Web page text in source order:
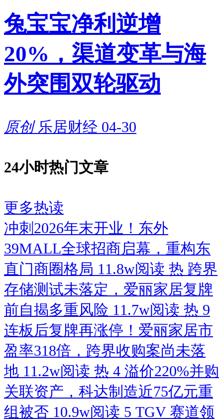
业多家头部板材品牌建立长期稳
固战略合作，其中与兔宝宝的深
度合作极具代表性。
兔宝宝既是公司核心合作客户，
同时作为战略投资方入股企业，
性合作模式。
上下游双向赋能的合作优势突
出：一方面，长期稳定的大额订
单保障了企业生产排产平稳，生
产计划可提前统筹，有效降低产
能空置率；
另一方面，股东方依托终端渠道
优势，反向为佳饰家输出市场需
求方向、新品研发思路，助力产
品迭代贴合市场潮流。双方交易
定价遵循市场化原则，定价机制
公开透明，业务往来具备充分公
兔宝宝净利逆增
20%，渠道变革与海
外突围双轮驱动
原创 乐居财经 04-30
24小时热门文章
更多热读
冲刺2026年末开业！东外
39MALL全球招商启幕，重构东
直门商圈格局 11.8w阅读 热 跨界
存储测试未落定，爱丽家居复牌
前自揭多重风险 11.7w阅读 热 9
连板后复牌再涨停！爱丽家居市
盈率318倍，跨界收购案尚未落
地 11.2w阅读 热 4 溢价220%并购
关联资产，科达制造近75亿元重
组被否 10.9w阅读 5 TGV 赛道领